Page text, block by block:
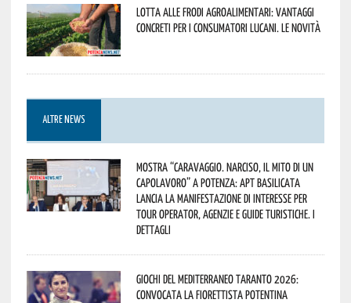
Lotta alle frodi agroalimentari: vantaggi
concreti per i consumatori lucani. Le novità
ALTRE NEWS
Mostra “Caravaggio. Narciso, il mito di un
capolavoro” a Potenza: APT Basilicata
lancia la manifestazione di interesse per
Tour Operator, Agenzie e Guide Turistiche. I
dettagli
Giochi del Mediterraneo Taranto 2026:
convocata la fiorettista potentina